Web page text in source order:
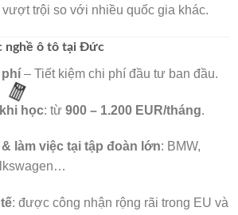
🧧
trội so với nhiều quốc gia khác.
nghề ô tô tại Đức
phí – Tiết kiệm chi phí đầu tư ban đầu.
học: từ 900 – 1.200 EUR/tháng.
làm việc tại tập đoàn lớn: BMW,
: được công nhận rộng rãi trong EU và